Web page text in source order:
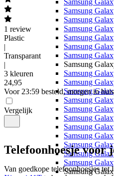
Samsung
Samsung
Samsung
Samsung
Samsung
Samsung
Samsung
Samsung
Samsung
Samsung
Samsung
Samsung
Samsung
Samsung
Samsung
Samsung
Samsung
Samsung
Samsung
Samsung
1 review
Plastic
|
Transparant
|
3 kleuren
24,95
Voor 23:59 besteld, morgen in huis
Vergelijk
Telefoonhoesje voor